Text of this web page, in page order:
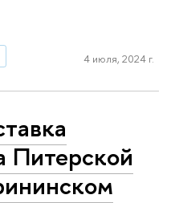
4 июля, 2024 г.